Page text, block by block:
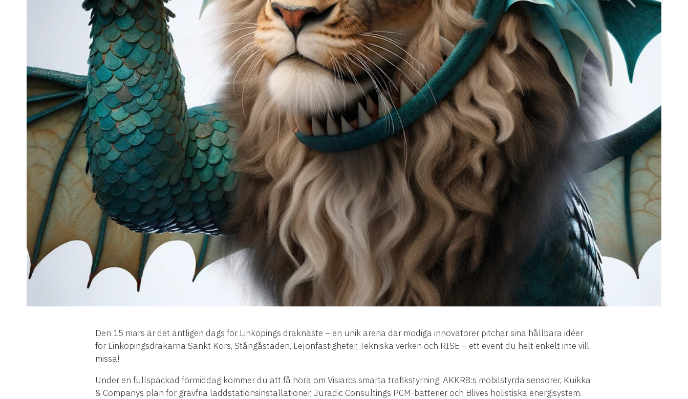
Den 15 mars är det äntligen dags för Linköpings draknäste – en unik arena där modiga innovatörer pitchar sina hållbara idéer
för Linköpingsdrakarna Sankt Kors, Stångåstaden, Lejonfastigheter, Tekniska verken och RISE – ett event du helt enkelt inte vill
missa!
Under en fullspäckad förmiddag kommer du att få höra om Visiarcs smarta trafikstyrning, AKKR8:s mobilstyrda sensorer, Kuikka
& Companys plan för grävfria laddstationsinstallationer, Juradic Consultings PCM-batterier och Blives holistiska energisystem.